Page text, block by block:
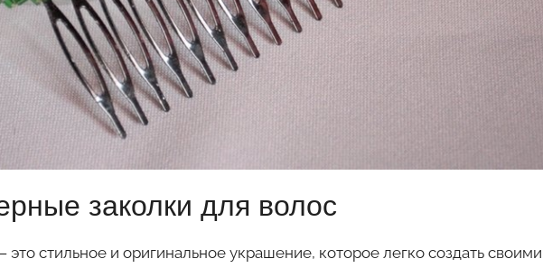
заколки для волос
стильное и оригинальное украшение, которое легко создать своими